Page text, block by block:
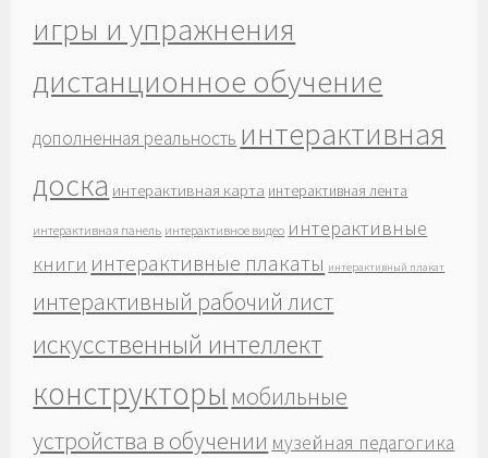
игры и упражнения
дистанционное обучение
дополненная реальность интерактивная
доска интерактивная карта интерактивная лента
интерактивная панель интерактивное видео интерактивные
книги интерактивные плакаты интерактивный плакат
интерактивный рабочий лист
искусственный интеллект
конструкторы мобильные
устройства в обучении музейная педагогика